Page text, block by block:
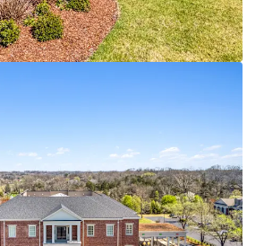
with branch bank, IT, Security,
of $193,484,000
within 1-mile radius